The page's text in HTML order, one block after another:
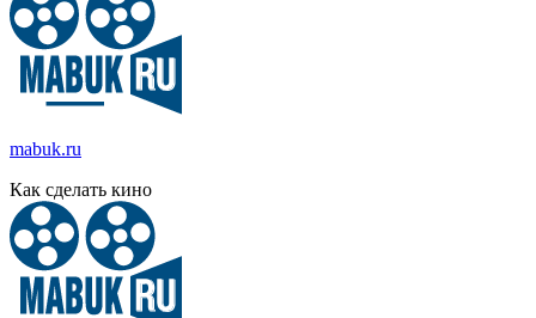
mabuk.ru
Как сделать кино